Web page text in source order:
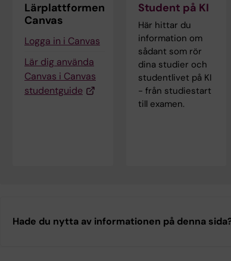
Lärplattformen
Canvas
Logga in i Canvas
Lär dig använda
Canvas i Canvas
studentguide
Student på KI
Här hittar du
information om
sådant som rör
dina studier och
studentlivet på KI
- från studiestart
till examen.
Hade du nytta av informationen på denna